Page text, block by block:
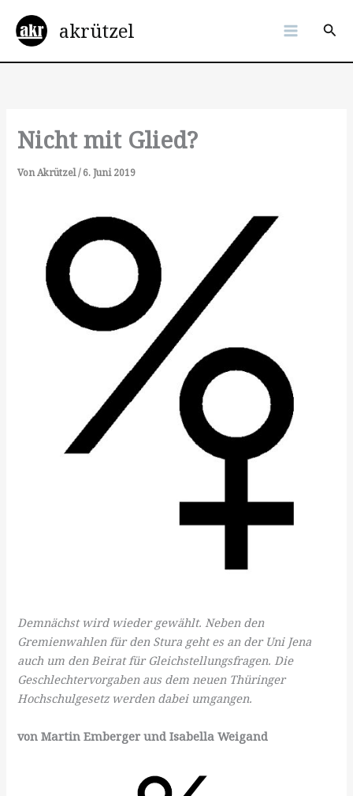
Inhalt
springen
akrützel
Nicht mit Glied?
VonAkrützel/6. Juni 2019
Demnächst wird wieder gewählt. Neben den
Gremienwahlen für den Stura geht es an der Uni Jena
auch um den Beirat für Gleichstellungsfragen. Die
Geschlechtervorgaben aus dem neuen Thüringer
Hochschulgesetz werden dabei umgangen.
von Martin Emberger und Isabella Weigand